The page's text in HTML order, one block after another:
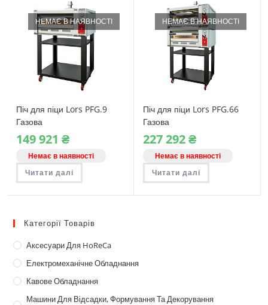
НЕМАЄ В НАЯВНОСТІ
Піч для піци Lors PFG.9
Газова
149‎ 921₴
Немає в наявності
Читати далі
НЕМАЄ В НАЯВНОСТІ
Піч для піци Lors PFG.66
Газова
227‎ 292₴
Немає в наявності
Читати далі
Категорії Товарів
Аксесуари Для HoReCa
Електромеханічне Обладнання
Кавове Обладнання
Машини Для Відсадки, Формування Та Декорування